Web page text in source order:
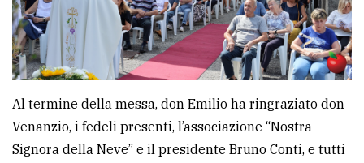
Al termine della messa, don Emilio ha ringraziato don
Venanzio, i fedeli presenti, l’associazione “Nostra
Signora della Neve” e il presidente Bruno Conti, e tutti